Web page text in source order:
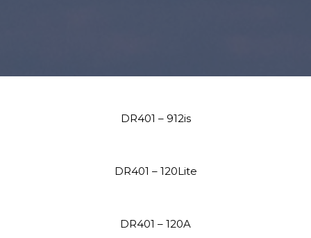
DR401 – 912is
DR401 – 120Lite
DR401 – 120A